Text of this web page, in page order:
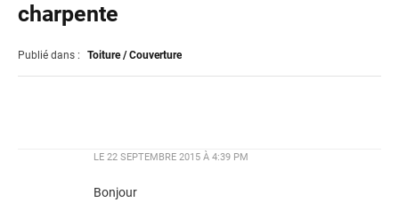
charpente
Publié dans : Toiture / Couverture
LE 22 SEPTEMBRE 2015 À 4:39 PM
Bonjour